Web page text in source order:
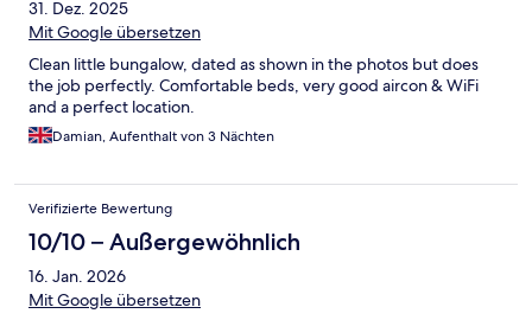
31. Dez. 2025
Mit Google übersetzen
Clean little bungalow, dated as shown in the photos but does
the job perfectly. Comfortable beds, very good aircon & WiFi
and a perfect location.
Damian, Aufenthalt von 3 Nächten
Verifizierte Bewertung
10/10 – Außergewöhnlich
16. Jan. 2026
Mit Google übersetzen